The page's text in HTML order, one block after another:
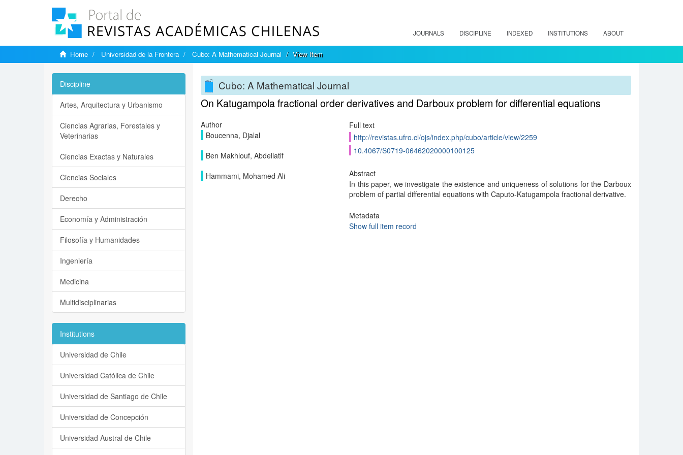
JOURNALS DISCIPLINE INDEXED INSTITUTIONS ABOUT
Home Universidad de la Frontera Cubo: A Mathematical Journal View Item
Cubo: A Mathematical Journal
On Katugampola fractional order derivatives and Darboux problem for differential equations
Author
Boucenna, Djalal
Ben Makhlouf, Abdellatif
Hammami, Mohamed Ali
Full text
http://revistas.ufro.cl/ojs/index.php/cubo/article/view/2259
10.4067/S0719-06462020000100125
Abstract
In this paper, we investigate the existence and uniqueness of solutions for the Darboux
problem of partial differential equations with Caputo-Katugampola fractional derivative.
Metadata
Show full item record
Discipline
Artes, Arquitectura y Urbanismo
Ciencias Agrarias, Forestales y
Veterinarias
Ciencias Exactas y Naturales
Ciencias Sociales
Derecho
Economía y Administración
Filosofía y Humanidades
Ingeniería
Medicina
Multidisciplinarias
Institutions
Universidad de Chile
Universidad Católica de Chile
Universidad de Santiago de Chile
Universidad de Concepción
Universidad Austral de Chile